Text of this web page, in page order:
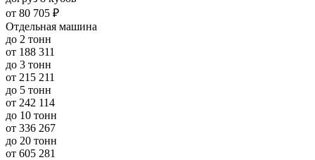
от 80 705 ₽
Отдельная машина
до 2 тонн
от 188 311
до 3 тонн
от 215 211
до 5 тонн
от 242 114
до 10 тонн
от 336 267
до 20 тонн
от 605 281